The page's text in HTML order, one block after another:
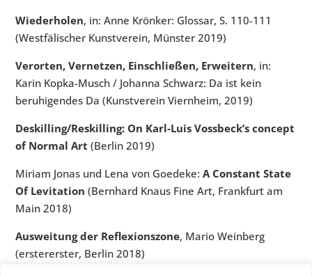
Wiederholen, in: Anne Krönker: Glossar, S. 110-111
(Westfälischer Kunstverein, Münster 2019)
Verorten, Vernetzen, Einschließen, Erweitern, in:
Karin Kopka-Musch / Johanna Schwarz: Da ist kein
beruhigendes Da (Kunstverein Viernheim, 2019)
Deskilling/Reskilling: On Karl-Luis Vossbeck’s concept
of Normal Art (Berlin 2019)
Miriam Jonas und Lena von Goedeke:A Constant State
Of Levitation (Bernhard Knaus Fine Art, Frankfurt am
Main 2018)
Ausweitung der Reflexionszone, Mario Weinberg
(erstererster, Berlin 2018)